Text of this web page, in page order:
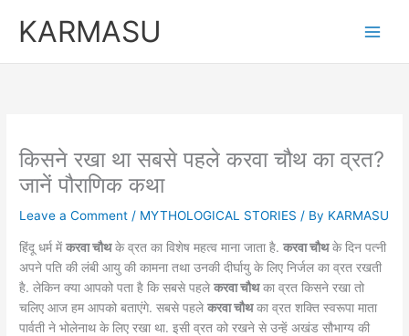
KARMASU
किसने रखा था सबसे पहले करवा चौथ का व्रत?
जानें पौराणिक कथा
Leave a Comment / MYTHOLOGICAL STORIES / By KARMASU
हिंदू धर्म मेंकरवा चौथके व्रत का विशेष महत्व माना जाता है.करवा चौथके दिन पत्नी
अपने पति की लंबी आयु की कामना तथा उनकी दीर्घायु के लिए निर्जल का व्रत रखती
है. लेकिन क्या आपको पता है कि सबसे पहलेकरवा चौथका व्रत किसने रखा तो
चलिए आज हम आपको बताएंगे. सबसे पहलेकरवा चौथका व्रत शक्ति स्वरूपा माता
पार्वती ने भोलेनाथ के लिए रखा था. इसी व्रत को रखने से उन्हें अखंड सौभाग्य की